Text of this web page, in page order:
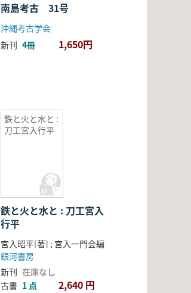
南島考古 31号
沖縄考古学会
新刊 4冊 1,650円
鉄と火と水と :
刀工宮入行平
鉄と火と水と : 刀工宮入
行平
宮入昭平[著] ; 宮入一門会編
銀河書房
新刊 在庫なし
古書 1 点 2,640 円